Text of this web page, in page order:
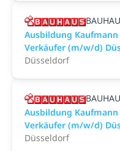
Ausbildung
Verkäufer (m/w/d)
Düsseldorf
Ausbildung
Verkäufer (m/w/d)
Düsseldorf